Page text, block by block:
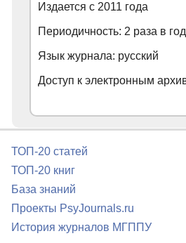
Издается с 2011 года
Периодичность: 2 раза в год
Язык журнала: русский
Доступ к электронным
ТОП-20 статей
ТОП-20 книг
База знаний
Проекты PsyJournals.ru
История журналов МГППУ